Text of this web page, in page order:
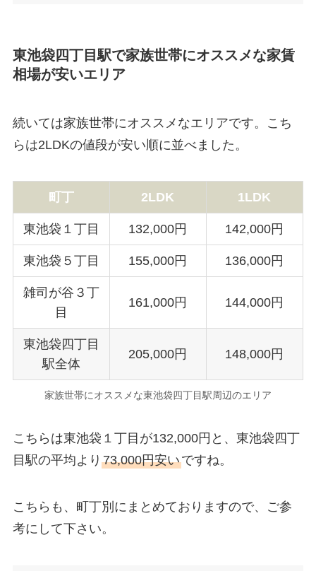
東池袋四丁目駅で家族世帯にオススメな家賃
相場が安いエリア
続いては家族世帯にオススメなエリアです。こち
らは2LDKの値段が安い順に並べました。
町丁 2LDK 1LDK
東池袋１丁目 132,000円 142,000円
東池袋５丁目 155,000円 136,000円
雑司が谷３丁
目
161,000円 144,000円
東池袋四丁目
駅全体
205,000円 148,000円
家族世帯にオススメな東池袋四丁目駅周辺のエリア
こちらは東池袋１丁目が132,000円と、東池袋四丁
目駅の平均より 73,000円安いですね。
こちらも、町丁別にまとめておりますので、ご参
考にして下さい。